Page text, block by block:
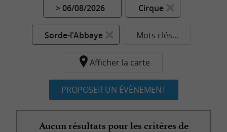
> 06/08/2026 Cirque
Sorde-l'Abbaye Mots clés...
Afficher la carte
PROPOSER UN ÉVÈNEMENT
Aucun résultats pour les critères de